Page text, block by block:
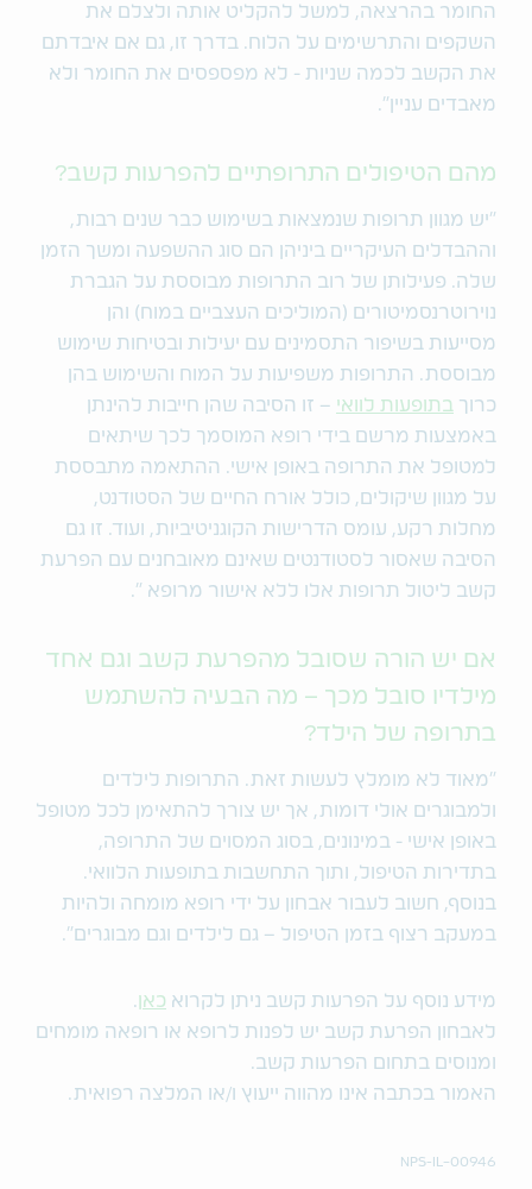
החומר בהרצאה, למשל להקליט אותה ולצלם את
השקפים והתרשימים על הלוח. בדרך זו, גם אם איבדתם
את הקשב לכמה שניות - לא מפספסים את החומר ולא
מאבדים עניין".
מהם הטיפולים התרופתיים להפרעות קשב?
״יש מגוון תרופות שנמצאות בשימוש כבר שנים רבות,
וההבדלים העיקריים ביניהן הם סוג ההשפעה ומשך הזמן
שלה. פעילותן של רוב התרופות מבוססת על הגברת
נוירוטרנסמיטורים (המוליכים העצביים במוח) והן
מסייעות בשיפור התסמינים עם יעילות ובטיחות שימוש
מבוססת. התרופות משפיעות על המוח והשימוש בהן
כרוך בתופעות לוואי – זו הסיבה שהן חייבות להינתן
באמצעות מרשם בידי רופא המוסמך לכך שיתאים
למטופל את התרופה באופן אישי. ההתאמה מתבססת
על מגוון שיקולים, כולל אורח החיים של הסטודנט,
מחלות רקע, עומס הדרישות הקוגניטיביות, ועוד. זו גם
הסיבה שאסור לסטודנטים שאינם מאובחנים עם הפרעת
קשב ליטול תרופות אלו ללא אישור מרופא ״.
אם יש הורה שסובל מהפרעת קשב וגם אחד
מילדיו סובל מכך – מה הבעיה להשתמש
בתרופה של הילד?
״מאוד לא מומלץ לעשות זאת. התרופות לילדים
ולמבוגרים אולי דומות, אך יש צורך להתאימן לכל מטופל
באופן אישי - במינונים, בסוג המסוים של התרופה,
בתדירות הטיפול, ותוך התחשבות בתופעות הלוואי.
בנוסף, חשוב לעבור אבחון על ידי רופא מומחה ולהיות
במעקב רצוף בזמן הטיפול – גם לילדים וגם מבוגרים".
מידע נוסף על הפרעות קשב ניתן לקרוא כאן.
לאבחון הפרעת קשב יש לפנות לרופא או רופאה מומחים
ומנוסים בתחום הפרעות קשב.
האמור בכתבה אינו מהווה ייעוץ ו/או המלצה רפואית.
NPS-IL-00946